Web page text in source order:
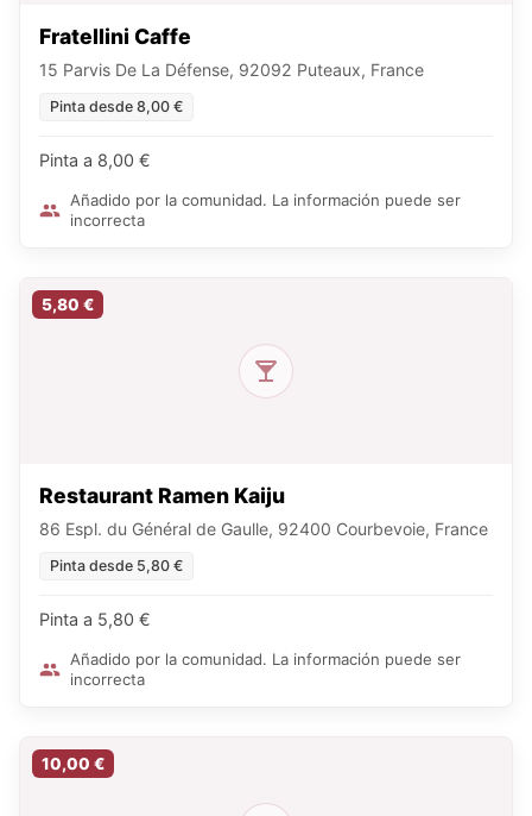
Fratellini Caffe
15 Parvis De La Défense, 92092 Puteaux, France
Pinta desde 8,00 €
Pinta a 8,00 €
Añadido por la comunidad. La información puede ser
incorrecta
5,80 €
Restaurant Ramen Kaiju
86 Espl. du Général de Gaulle, 92400 Courbevoie, France
Pinta desde 5,80 €
Pinta a 5,80 €
Añadido por la comunidad. La información puede ser
incorrecta
10,00 €